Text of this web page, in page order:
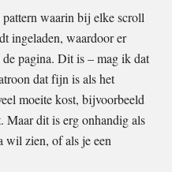
waarin bij elke scroll
ingeladen, waardoor er
pagina. Dit is – mag ik dat
dat fijn is als het
moeite kost, bijvoorbeeld
Maar dit is erg onhandig als
wil zien, of als je een